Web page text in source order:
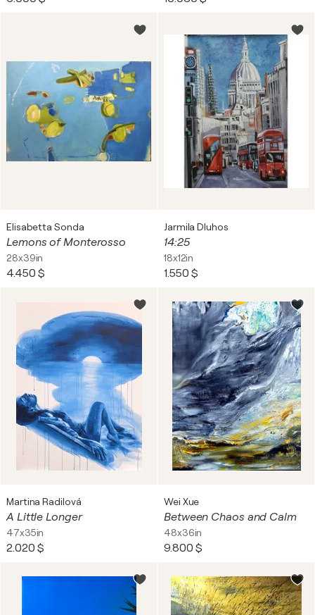
Elisabetta Sonda
Lemons of Monterosso
28x39in
4.450 $
Jarmila Dluhos
14:25
18x12in
1.550 $
Martina Radilová
A Little Longer
47x35in
2.020 $
Wei Xue
Between Chaos and Calm
48x36in
9.800 $